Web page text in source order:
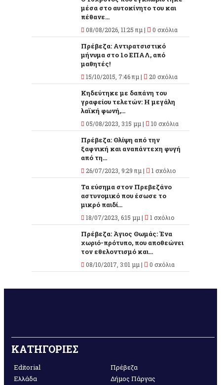
μέσα στο αυτοκίνητο του και
πέθανε...
08/08/2026, 11:25 πμ | 0 σχόλια
Πρέβεζα: Αντιρατσιστικό
μήνυμα στο 1ο ΕΠΑΛ, από
μαθητές!
15/10/2015, 7:46 πμ | 20 σχόλια
Κηδεύτηκε με δαπάνη του
γραφείου τελετών: Η μεγάλη
λαϊκή φωνή,...
05/08/2023, 3:15 μμ | 10 σχόλια
Πρέβεζα: Θλίψη από την
ξαφνική και αναπάντεχη φυγή
από τη...
26/07/2023, 9:29 πμ | 1 σχόλιο
Τα εύσημα στον Πρεβεζάνο
αστυνομικό που έσωσε το
μικρό παιδί...
18/07/2023, 6:15 μμ | 1 σχόλιο
Πρέβεζα: Άγιος Θωμάς: Ένα
χωριό-πρότυπο, που αποθεώνει
τον εθελοντισμό και...
08/10/2017, 3:01 μμ | 0 σχόλια
ΚΑΤΗΓΟΡΙΕΣ
Editorial
Ελλάδα
Πρέβεζα
Δήμος Πάργας